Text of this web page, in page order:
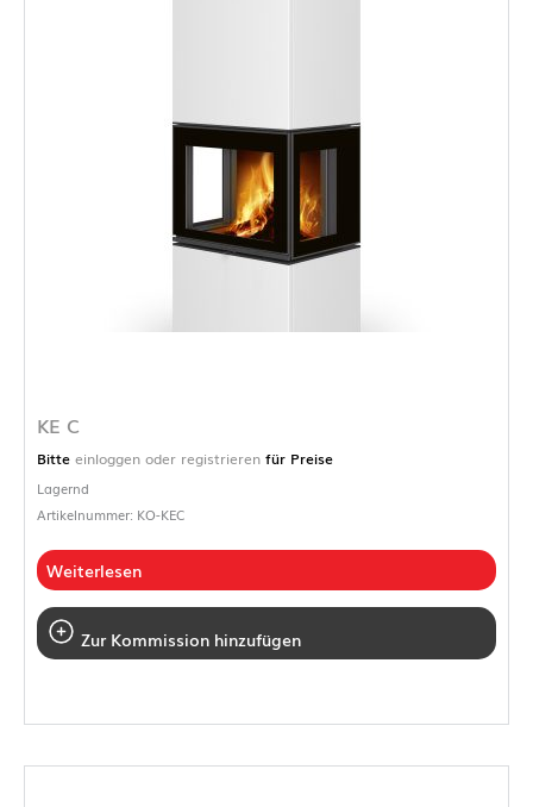
KE C
Bitte einloggen oder registrieren für Preise
Lagernd
Artikelnummer: KO-KEC
Weiterlesen
Zur Kommission hinzufügen